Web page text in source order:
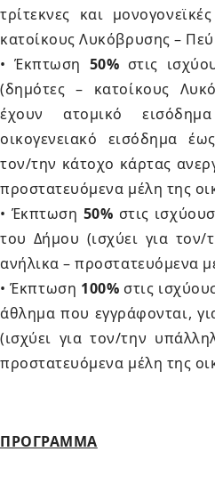
τρίτεκνες και
κατοίκους Λυκόβρυσης –
• Έκπτωση 50% στις
(δημότες – κατοίκους
έχουν ατομικό
οικογενειακό εισόδημα
τον/την κάτοχο κάρτας
προστατευόμενα μέλη της
• Έκπτωση 50% στις
του Δήμου (ισχύει για
ανήλικα – προστατευόμενα
• Έκπτωση 100% στις
άθλημα που εγγράφονται,
(ισχύει για τον/την
προστατευόμενα μέλη της
ΠΡΟΓΡΑΜΜΑ